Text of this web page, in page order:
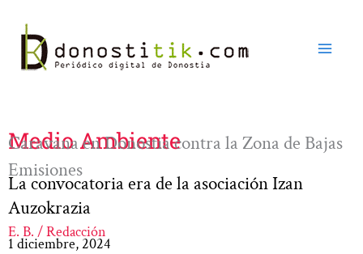
contenido
Medio Ambiente
Caravana en Donostia contra la Zona de Bajas
Emisiones
La convocatoria era de la asociación Izan
Auzokrazia
E. B. / Redacción
1 diciembre, 2024